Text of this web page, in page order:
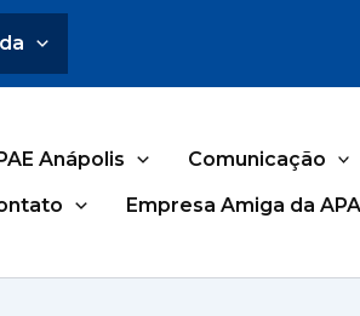
Anápolis Comunicação
Empresa Amiga da